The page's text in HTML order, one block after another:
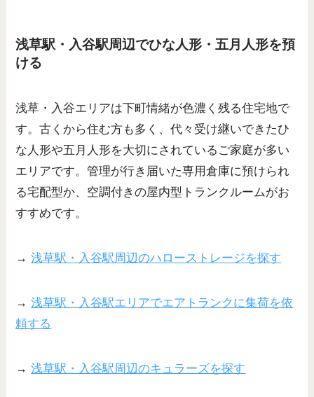
浅草駅・入谷駅周辺でひな人形・五月人形を預
ける
浅草・入谷エリアは下町情緒が色濃く残る住宅地で
す。古くから住む方も多く、代々受け継いできたひ
な人形や五月人形を大切にされているご家庭が多い
エリアです。管理が行き届いた専用倉庫に預けられ
る宅配型か、空調付きの屋内型トランクルームがお
すすめです。
→浅草駅・入谷駅周辺のハローストレージを探す
→浅草駅・入谷駅エリアでエアトランクに集荷を依
頼する
→浅草駅・入谷駅周辺のキュラーズを探す